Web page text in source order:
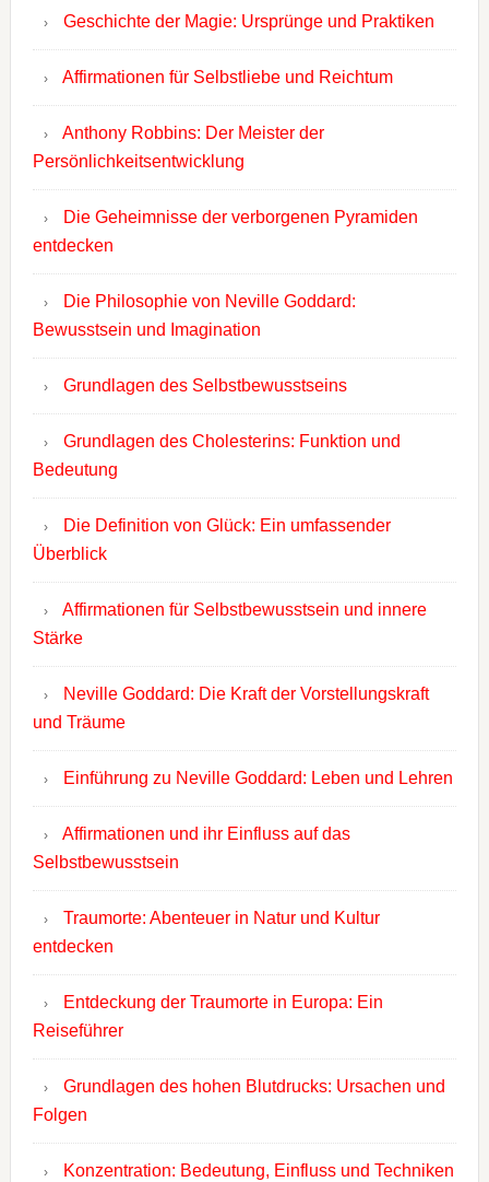
Geschichte der Magie: Ursprünge und Praktiken
Affirmationen für Selbstliebe und Reichtum
Anthony Robbins: Der Meister der
Persönlichkeitsentwicklung
Die Geheimnisse der verborgenen Pyramiden
entdecken
Die Philosophie von Neville Goddard:
Bewusstsein und Imagination
Grundlagen des Selbstbewusstseins
Grundlagen des Cholesterins: Funktion und
Bedeutung
Die Definition von Glück: Ein umfassender
Überblick
Affirmationen für Selbstbewusstsein und innere
Stärke
Neville Goddard: Die Kraft der Vorstellungskraft
und Träume
Einführung zu Neville Goddard: Leben und Lehren
Affirmationen und ihr Einfluss auf das
Selbstbewusstsein
Traumorte: Abenteuer in Natur und Kultur
entdecken
Entdeckung der Traumorte in Europa: Ein
Reiseführer
Grundlagen des hohen Blutdrucks: Ursachen und
Folgen
Konzentration: Bedeutung, Einfluss und Techniken